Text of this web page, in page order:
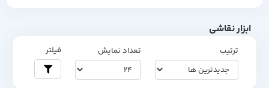
ابزار نقاشی
ترتیب تعداد نمایش فیلتر